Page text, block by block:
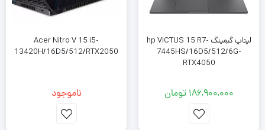
عملکرد: CPU، GPU و RAM
برخلاف لپ‌تاپ‌های معمولی شما، لپ‌تاپ‌های بازی مجهز به پردازنده‌ها
و پردازنده‌های گرافیکی قدرتمندی هستند که به طور خاص برای انجام
واحد پردازش مرکزی (CPU) لپ تاپ شما را تغذیه می کند. در
لپتاپ گیمینگ hp VICTUS 15 R7-
7445HS/16D5/512/6G-
RTX4050
186,900,000 تومان
Acer Nitro V 15 i5-
13420H/16D5/512/RTX2050
ناموجود